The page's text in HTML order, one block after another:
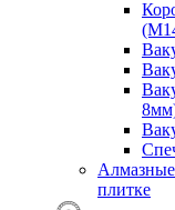
Алмазные
плитке